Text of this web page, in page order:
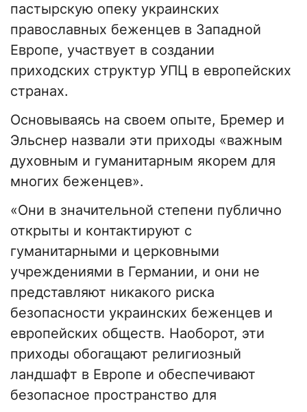
пастырскую опеку украинских
православных беженцев в Западной
Европе, участвует в создании
приходских структур УПЦ в европейских
странах.
Основываясь на своем опыте, Бремер и
Эльснер назвали эти приходы «важным
духовным и гуманитарным якорем для
многих беженцев».
«Они в значительной степени публично
открыты и контактируют с
гуманитарными и церковными
учреждениями в Германии, и они не
представляют никакого риска
безопасности украинских беженцев и
европейских обществ. Наоборот, эти
приходы обогащают религиозный
ландшафт в Европе и обеспечивают
безопасное пространство для